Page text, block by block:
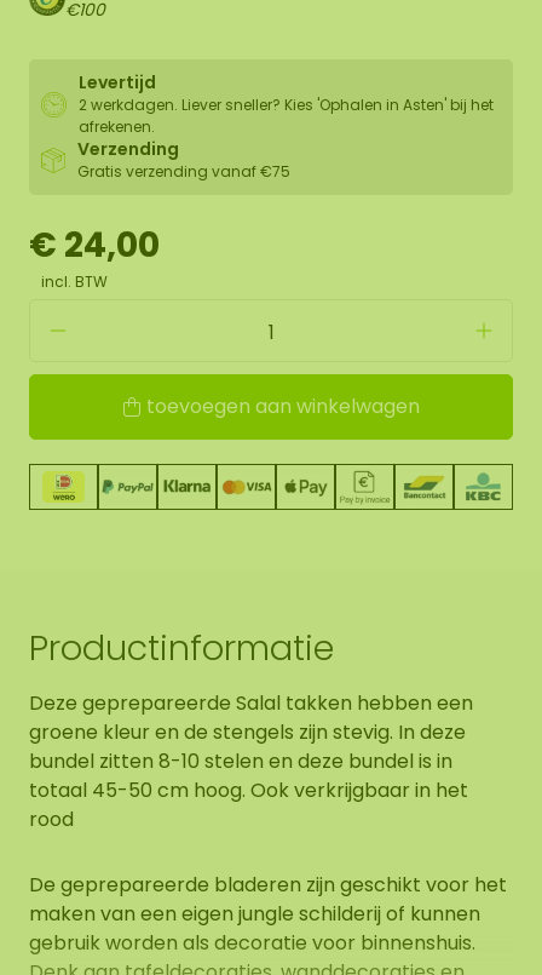
€100
Levertijd
2 werkdagen. Liever sneller? Kies 'Ophalen in Asten' bij het
afrekenen.
Verzending
Gratis verzending vanaf €75
€ 24,00
incl. BTW
toevoegen aan winkelwagen
Productinformatie
Deze geprepareerde Salal takken hebben een
groene kleur en de stengels zijn stevig. In deze
bundel zitten 8-10 stelen en deze bundel is in
totaal 45-50 cm hoog. Ook verkrijgbaar in het
rood
De geprepareerde bladeren zijn geschikt voor het
maken van een eigen jungle schilderij of kunnen
gebruik worden als decoratie voor binnenshuis.